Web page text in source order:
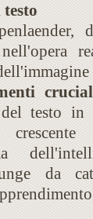
del testo in
da